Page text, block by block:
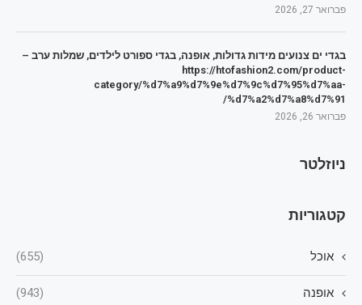
פברואר 27, 2026
בגדי ים צנועים מידות גדולות, אופנה, בגדי ספורט לילדים, שמלות ערב –
https://htofashion2.com/product-
category/%d7%a9%d7%9e%d7%9c%d7%95%d7%aa-
%d7%a2%d7%a8%d7%91/
פברואר 26, 2026
ניוזלטר
קטגוריות
אוכל (655)
אופנה (943)